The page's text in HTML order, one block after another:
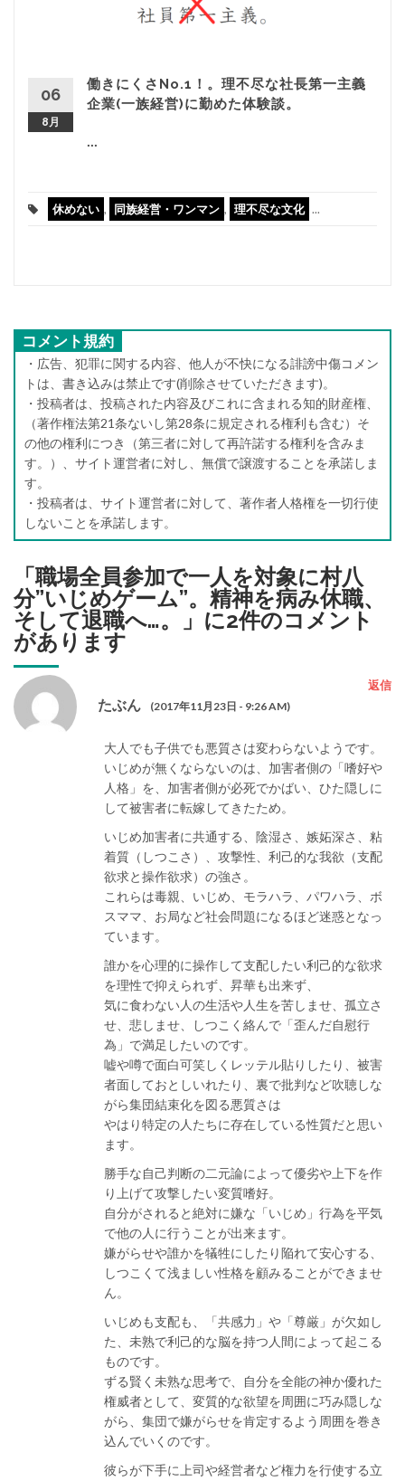
06
8月
働きにくさNo.1！。理不尽な社長第一主義
企業(一族経営)に勤めた体験談。
...
休めない , 同族経営・ワンマン , 理不尽な文化 ...
コメント規約
・広告、犯罪に関する内容、他人が不快になる誹謗中傷コメン
トは、書き込みは禁止です(削除させていただきます)。
・投稿者は、投稿された内容及びこれに含まれる知的財産権、
（著作権法第21条ないし第28条に規定される権利も含む）そ
の他の権利につき（第三者に対して再許諾する権利を含みま
す。）、サイト運営者に対し、無償で譲渡することを承諾しま
す。
・投稿者は、サイト運営者に対して、著作者人格権を一切行使
しないことを承諾します。
「職場全員参加で一人を対象に村八
分”いじめゲーム”。精神を病み休職、
そして退職へ…。
」に2件のコメント
があります
たぶん (2017年11月23日 - 9:26 AM)
返信
大人でも子供でも悪質さは変わらないようです。
いじめが無くならないのは、加害者側の「嗜好や
人格」を、加害者側が必死でかばい、ひた隠しに
して被害者に転嫁してきたため。
いじめ加害者に共通する、陰湿さ、嫉妬深さ、粘
着質（しつこさ）、攻撃性、利己的な我欲（支配
欲求と操作欲求）の強さ。
これらは毒親、いじめ、モラハラ、パワハラ、ボ
スママ、お局など社会問題になるほど迷惑となっ
ています。
誰かを心理的に操作して支配したい利己的な欲求
を理性で抑えられず、昇華も出来ず、
気に食わない人の生活や人生を苦しませ、孤立さ
せ、悲しませ、しつこく絡んで「歪んだ自慰行
為」で満足したいのです。
嘘や噂で面白可笑しくレッテル貼りしたり、被害
者面しておとしいれたり、裏で批判など吹聴しな
がら集団結束化を図る悪質さは
やはり特定の人たちに存在している性質だと思い
ます。
勝手な自己判断の二元論によって優劣や上下を作
り上げて攻撃したい変質嗜好。
自分がされると絶対に嫌な「いじめ」行為を平気
で他の人に行うことが出来ます。
嫌がらせや誰かを犠牲にしたり陥れて安心する、
しつこくて浅ましい性格を顧みることができませ
ん。
いじめも支配も、「共感力」や「尊厳」が欠如し
た、未熟で利己的な脳を持つ人間によって起こる
ものです。
ずる賢く未熟な思考で、自分を全能の神か優れた
権威者として、変質的な欲望を周囲に巧み隠しな
がら、集団で嫌がらせを肯定するよう周囲を巻き
込んでいくのです。
彼らが下手に上司や経営者など権力を行使する立